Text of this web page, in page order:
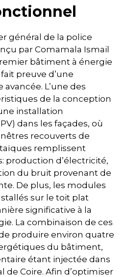
général de la police
par Comamala Ismail
bâtiment à énergie
preuve d’une
L’une des
de la conception
installation
dans les façades, où
recouverts de
remplissent
production d’électricité,
du bruit provenant de
De plus, les modules
sur le toit plat
significative à la
La combinaison de ces
produire environ quatre
du bâtiment,
étant injectée dans
de Coire. Afin d’optimiser